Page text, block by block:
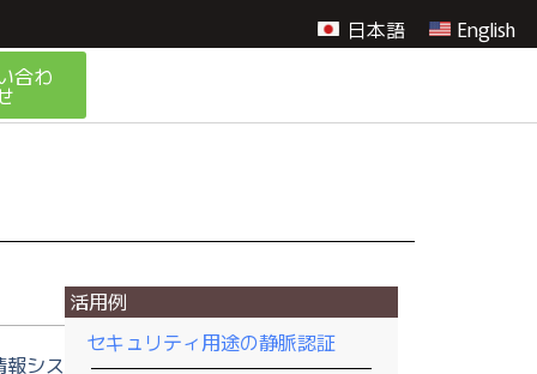
日本語
English
合わ
シス
活用例
セキュリティ用途の静脈認証